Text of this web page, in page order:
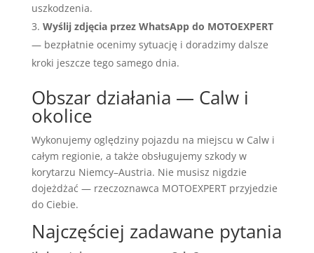
uszkodzenia.
Wyślij zdjęcia przez WhatsApp do MOTOEXPERT
— bezpłatnie ocenimy sytuację i doradzimy dalsze
kroki jeszcze tego samego dnia.
Obszar działania — Calw i
okolice
Wykonujemy oględziny pojazdu na miejscu w Calw i
całym regionie, a także obsługujemy szkody w
korytarzu Niemcy–Austria. Nie musisz nigdzie
dojeżdżać — rzeczoznawca MOTOEXPERT przyjedzie
do Ciebie.
Najczęściej zadawane pytania